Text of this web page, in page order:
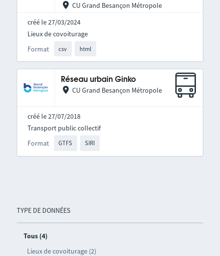
TYPE DE DONNÉES
Tous (4)
Lieux de covoiturage (2)
CU Grand Besançon Métropole
créé le 27/03/2024
Format csv html
Lieux de covoiturage
Réseau urbain Ginko
CU Grand Besançon Métropole
créé le 27/07/2018
Format GTFS SIRI
Transport public collectif